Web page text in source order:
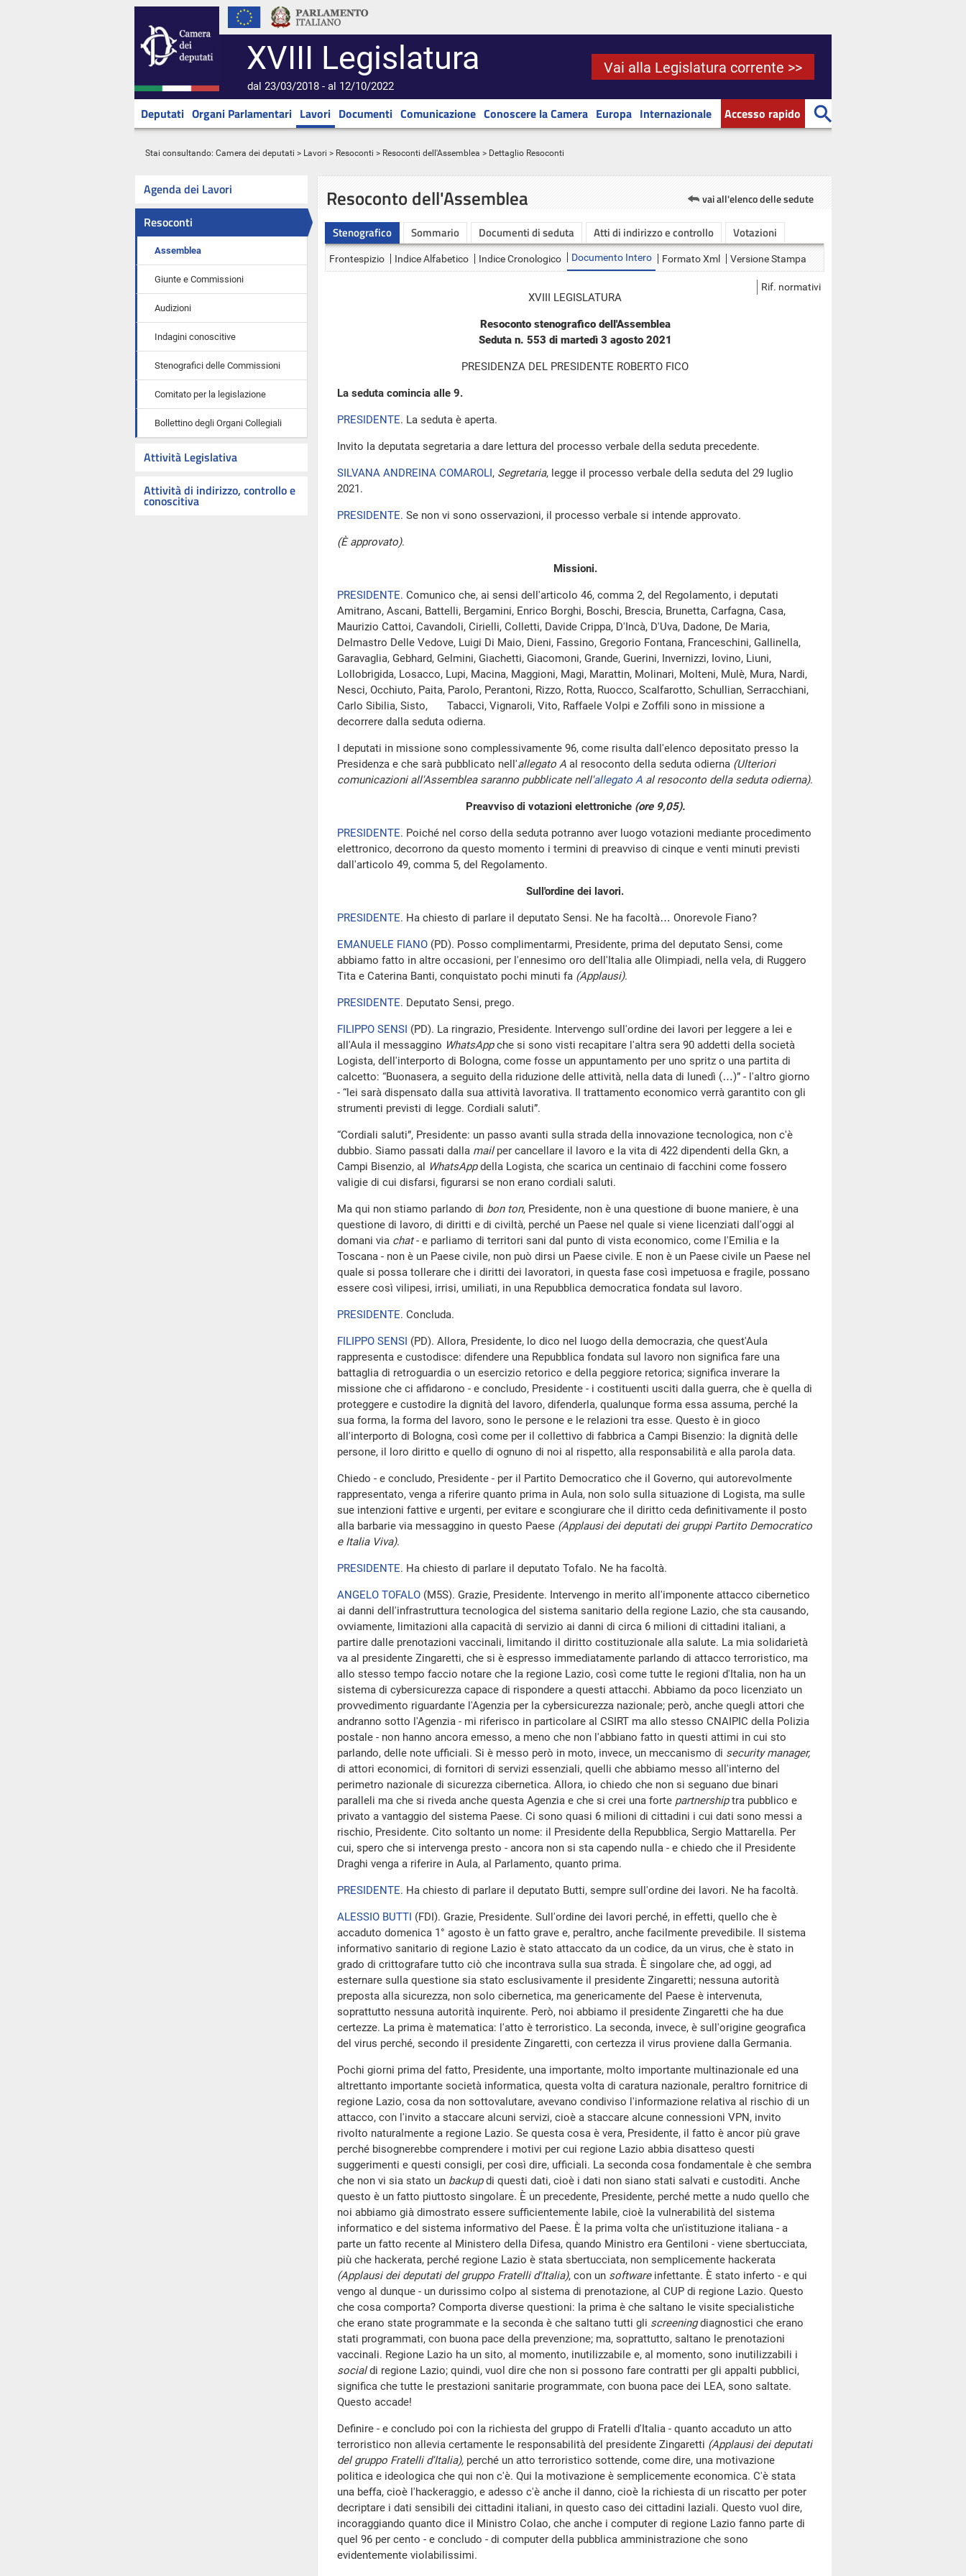
XVIII Legislatura
dal 23/03/2018 - al 12/10/2022
Vai alla Legislatura corrente >>
Deputati Organi Parlamentari Lavori Documenti Comunicazione Conoscere la Camera Europa Internazionale Accesso rapido
Stai consultando: Camera dei deputati > Lavori > Resoconti > Resoconti dell'Assemblea > Dettaglio Resoconti
Agenda dei Lavori
Resoconti
Assemblea
Giunte e Commissioni
Audizioni
Indagini conoscitive
Stenografici delle Commissioni
Comitato per la legislazione
Bollettino degli Organi Collegiali
Attività Legislativa
Attività di indirizzo, controllo e
conoscitiva
Resoconto dell'Assemblea vai all'elenco delle sedute
Stenografico Sommario Documenti di seduta Atti di indirizzo e controllo Votazioni
Frontespizio Indice Alfabetico Indice Cronologico Documento Intero Formato Xml Versione Stampa
Rif. normativi
XVIII LEGISLATURA
Resoconto stenografico dell'Assemblea
Seduta n. 553 di martedì 3 agosto 2021
PRESIDENZA DEL PRESIDENTE ROBERTO FICO
La seduta comincia alle 9.
PRESIDENTE. La seduta è aperta.
Invito la deputata segretaria a dare lettura del processo verbale della seduta precedente.
SILVANA ANDREINA COMAROLI, Segretaria, legge il processo verbale della seduta del 29 luglio
2021.
PRESIDENTE. Se non vi sono osservazioni, il processo verbale si intende approvato.
(È approvato).
Missioni.
PRESIDENTE. Comunico che, ai sensi dell'articolo 46, comma 2, del Regolamento, i deputati
Amitrano, Ascani, Battelli, Bergamini, Enrico Borghi, Boschi, Brescia, Brunetta, Carfagna, Casa,
Maurizio Cattoi, Cavandoli, Cirielli, Colletti, Davide Crippa, D'Incà, D'Uva, Dadone, De Maria,
Delmastro Delle Vedove, Luigi Di Maio, Dieni, Fassino, Gregorio Fontana, Franceschini, Gallinella,
Garavaglia, Gebhard, Gelmini, Giachetti, Giacomoni, Grande, Guerini, Invernizzi, Iovino, Liuni,
Lollobrigida, Losacco, Lupi, Macina, Maggioni, Magi, Marattin, Molinari, Molteni, Mulè, Mura, Nardi,
Nesci, Occhiuto, Paita, Parolo, Perantoni, Rizzo, Rotta, Ruocco, Scalfarotto, Schullian, Serracchiani,
Carlo Sibilia, Sisto, Tabacci, Vignaroli, Vito, Raffaele Volpi e Zoffili sono in missione a
decorrere dalla seduta odierna.
I deputati in missione sono complessivamente 96, come risulta dall'elenco depositato presso la
Presidenza e che sarà pubblicato nell'allegato A al resoconto della seduta odierna (Ulteriori
comunicazioni all'Assemblea saranno pubblicate nell'allegato A al resoconto della seduta odierna).
Preavviso di votazioni elettroniche (ore 9,05).
PRESIDENTE. Poiché nel corso della seduta potranno aver luogo votazioni mediante procedimento
elettronico, decorrono da questo momento i termini di preavviso di cinque e venti minuti previsti
dall'articolo 49, comma 5, del Regolamento.
Sull'ordine dei lavori.
PRESIDENTE. Ha chiesto di parlare il deputato Sensi. Ne ha facoltà… Onorevole Fiano?
EMANUELE FIANO (PD). Posso complimentarmi, Presidente, prima del deputato Sensi, come
abbiamo fatto in altre occasioni, per l'ennesimo oro dell'Italia alle Olimpiadi, nella vela, di Ruggero
Tita e Caterina Banti, conquistato pochi minuti fa (Applausi).
PRESIDENTE. Deputato Sensi, prego.
FILIPPO SENSI (PD). La ringrazio, Presidente. Intervengo sull'ordine dei lavori per leggere a lei e
all'Aula il messaggino WhatsAppche si sono visti recapitare l'altra sera 90 addetti della società
Logista, dell'interporto di Bologna, come fosse un appuntamento per uno spritz o una partita di
calcetto: “Buonasera, a seguito della riduzione delle attività, nella data di lunedì (…)” - l'altro giorno
- “lei sarà dispensato dalla sua attività lavorativa. Il trattamento economico verrà garantito con gli
strumenti previsti di legge. Cordiali saluti”.
“Cordiali saluti”, Presidente: un passo avanti sulla strada della innovazione tecnologica, non c'è
dubbio. Siamo passati dalla mailper cancellare il lavoro e la vita di 422 dipendenti della Gkn, a
Campi Bisenzio, al WhatsAppdella Logista, che scarica un centinaio di facchini come fossero
valigie di cui disfarsi, figurarsi se non erano cordiali saluti.
Ma qui non stiamo parlando di bon ton, Presidente, non è una questione di buone maniere, è una
questione di lavoro, di diritti e di civiltà, perché un Paese nel quale si viene licenziati dall'oggi al
domani via chat- e parliamo di territori sani dal punto di vista economico, come l'Emilia e la
Toscana - non è un Paese civile, non può dirsi un Paese civile. E non è un Paese civile un Paese nel
quale si possa tollerare che i diritti dei lavoratori, in questa fase così impetuosa e fragile, possano
essere così vilipesi, irrisi, umiliati, in una Repubblica democratica fondata sul lavoro.
PRESIDENTE. Concluda.
FILIPPO SENSI (PD). Allora, Presidente, lo dico nel luogo della democrazia, che quest'Aula
rappresenta e custodisce: difendere una Repubblica fondata sul lavoro non significa fare una
battaglia di retroguardia o un esercizio retorico e della peggiore retorica; significa inverare la
missione che ci affidarono - e concludo, Presidente - i costituenti usciti dalla guerra, che è quella di
proteggere e custodire la dignità del lavoro, difenderla, qualunque forma essa assuma, perché la
sua forma, la forma del lavoro, sono le persone e le relazioni tra esse. Questo è in gioco
all'interporto di Bologna, così come per il collettivo di fabbrica a Campi Bisenzio: la dignità delle
persone, il loro diritto e quello di ognuno di noi al rispetto, alla responsabilità e alla parola data.
Chiedo - e concludo, Presidente - per il Partito Democratico che il Governo, qui autorevolmente
rappresentato, venga a riferire quanto prima in Aula, non solo sulla situazione di Logista, ma sulle
sue intenzioni fattive e urgenti, per evitare e scongiurare che il diritto ceda definitivamente il posto
alla barbarie via messaggino in questo Paese (Applausi dei deputati dei gruppi Partito Democratico
e Italia Viva).
PRESIDENTE. Ha chiesto di parlare il deputato Tofalo. Ne ha facoltà.
ANGELO TOFALO (M5S). Grazie, Presidente. Intervengo in merito all'imponente attacco cibernetico
ai danni dell'infrastruttura tecnologica del sistema sanitario della regione Lazio, che sta causando,
ovviamente, limitazioni alla capacità di servizio ai danni di circa 6 milioni di cittadini italiani, a
partire dalle prenotazioni vaccinali, limitando il diritto costituzionale alla salute. La mia solidarietà
va al presidente Zingaretti, che si è espresso immediatamente parlando di attacco terroristico, ma
allo stesso tempo faccio notare che la regione Lazio, così come tutte le regioni d'Italia, non ha un
sistema di cybersicurezza capace di rispondere a questi attacchi. Abbiamo da poco licenziato un
provvedimento riguardante l'Agenzia per la cybersicurezza nazionale; però, anche quegli attori che
andranno sotto l'Agenzia - mi riferisco in particolare al CSIRT ma allo stesso CNAIPIC della Polizia
postale - non hanno ancora emesso, a meno che non l'abbiano fatto in questi attimi in cui sto
parlando, delle note ufficiali. Si è messo però in moto, invece, un meccanismo di security manager,
di attori economici, di fornitori di servizi essenziali, quelli che abbiamo messo all'interno del
perimetro nazionale di sicurezza cibernetica. Allora, io chiedo che non si seguano due binari
paralleli ma che si riveda anche questa Agenzia e che si crei una forte partnershiptra pubblico e
privato a vantaggio del sistema Paese. Ci sono quasi 6 milioni di cittadini i cui dati sono messi a
rischio, Presidente. Cito soltanto un nome: il Presidente della Repubblica, Sergio Mattarella. Per
cui, spero che si intervenga presto - ancora non si sta capendo nulla - e chiedo che il Presidente
Draghi venga a riferire in Aula, al Parlamento, quanto prima.
PRESIDENTE. Ha chiesto di parlare il deputato Butti, sempre sull'ordine dei lavori. Ne ha facoltà.
ALESSIO BUTTI (FDI). Grazie, Presidente. Sull'ordine dei lavori perché, in effetti, quello che è
accaduto domenica 1° agosto è un fatto grave e, peraltro, anche facilmente prevedibile. Il sistema
informativo sanitario di regione Lazio è stato attaccato da un codice, da un virus, che è stato in
grado di crittografare tutto ciò che incontrava sulla sua strada. È singolare che, ad oggi, ad
esternare sulla questione sia stato esclusivamente il presidente Zingaretti; nessuna autorità
preposta alla sicurezza, non solo cibernetica, ma genericamente del Paese è intervenuta,
soprattutto nessuna autorità inquirente. Però, noi abbiamo il presidente Zingaretti che ha due
certezze. La prima è matematica: l'atto è terroristico. La seconda, invece, è sull'origine geografica
del virus perché, secondo il presidente Zingaretti, con certezza il virus proviene dalla Germania.
Pochi giorni prima del fatto, Presidente, una importante, molto importante multinazionale ed una
altrettanto importante società informatica, questa volta di caratura nazionale, peraltro fornitrice di
regione Lazio, cosa da non sottovalutare, avevano condiviso l'informazione relativa al rischio di un
attacco, con l'invito a staccare alcuni servizi, cioè a staccare alcune connessioni VPN, invito
rivolto naturalmente a regione Lazio. Se questa cosa è vera, Presidente, il fatto è ancor più grave
perché bisognerebbe comprendere i motivi per cui regione Lazio abbia disatteso questi
suggerimenti e questi consigli, per così dire, ufficiali. La seconda cosa fondamentale è che sembra
che non vi sia stato un backupdi questi dati, cioè i dati non siano stati salvati e custoditi. Anche
questo è un fatto piuttosto singolare. È un precedente, Presidente, perché mette a nudo quello che
noi abbiamo già dimostrato essere sufficientemente labile, cioè la vulnerabilità del sistema
informatico e del sistema informativo del Paese. È la prima volta che un'istituzione italiana - a
parte un fatto recente al Ministero della Difesa, quando Ministro era Gentiloni - viene sbertucciata,
più che hackerata, perché regione Lazio è stata sbertucciata, non semplicemente hackerata
(Applausi dei deputati del gruppo Fratelli d'Italia), con un softwareinfettante. È stato inferto - e qui
vengo al dunque - un durissimo colpo al sistema di prenotazione, al CUP di regione Lazio. Questo
che cosa comporta? Comporta diverse questioni: la prima è che saltano le visite specialistiche
che erano state programmate e la seconda è che saltano tutti gli screeningdiagnostici che erano
stati programmati, con buona pace della prevenzione; ma, soprattutto, saltano le prenotazioni
vaccinali. Regione Lazio ha un sito, al momento, inutilizzabile e, al momento, sono inutilizzabili i
socialdi regione Lazio; quindi, vuol dire che non si possono fare contratti per gli appalti pubblici,
significa che tutte le prestazioni sanitarie programmate, con buona pace dei LEA, sono saltate.
Questo accade!
Definire - e concludo poi con la richiesta del gruppo di Fratelli d'Italia - quanto accaduto un atto
terroristico non allevia certamente le responsabilità del presidente Zingaretti (Applausi dei deputati
del gruppo Fratelli d'Italia), perché un atto terroristico sottende, come dire, una motivazione
politica e ideologica che qui non c'è. Qui la motivazione è semplicemente economica. C'è stata
una beffa, cioè l'hackeraggio, e adesso c'è anche il danno, cioè la richiesta di un riscatto per poter
decriptare i dati sensibili dei cittadini italiani, in questo caso dei cittadini laziali. Questo vuol dire,
incoraggiando quanto dice il Ministro Colao, che anche i computer di regione Lazio fanno parte di
quel 96 per cento - e concludo - di computer della pubblica amministrazione che sono
evidentemente violabilissimi.